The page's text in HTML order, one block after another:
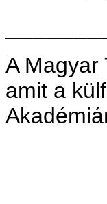
A Magyar
amit a